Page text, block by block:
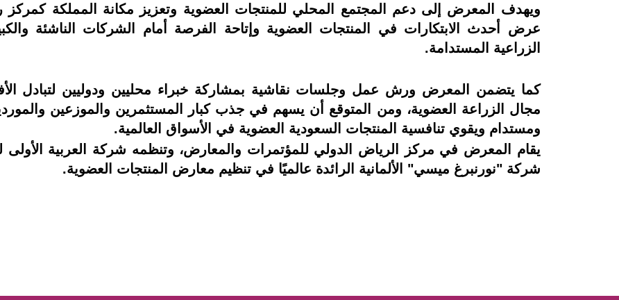
ويهدف المعرض إلى دعم المجتمع المحلي للمنتجات العضوية وتعزيز مكانة المملكة كمركز
عرض أحدث الابتكارات في المنتجات العضوية وإتاحة الفرصة أمام الشركات الناشئة
الزراعية المستدامة.
كما يتضمن المعرض ورش عمل وجلسات نقاشية بمشاركة خبراء محليين ودوليين لتبادل
مجال الزراعة العضوية، ومن المتوقع أن يسهم في جذب كبار المستثمرين والموزعين
ومستدام ويقوي تنافسية المنتجات السعودية العضوية في الأسواق العالمية.
يقام المعرض في مركز الرياض الدولي للمؤتمرات والمعارض، وتنظمه شركة العربية الأولى
شركة "نورنبرغ ميسي" الألمانية الرائدة عالميًا في تنظيم معارض المنتجات العضوية.